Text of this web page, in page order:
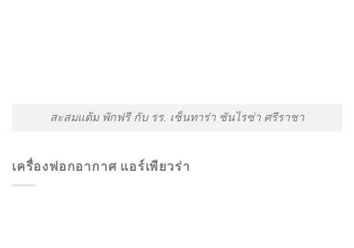
สะสมแต้ม พักฟรี กับ รร. เซ็นทาร่า ซันไรซ่า ศรีราชา
เครื่องฟอกอากาศ แอร์เพียวร่า